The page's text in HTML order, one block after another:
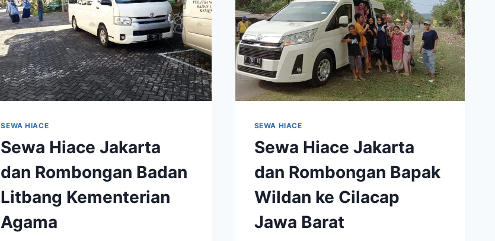
SEWA HIACE
Sewa Hiace Jakarta
dan Rombongan Badan
Litbang Kementerian
Agama
SEWA HIACE
Sewa Hiace Jakarta
dan Rombongan Bapak
Wildan ke Cilacap
Jawa Barat